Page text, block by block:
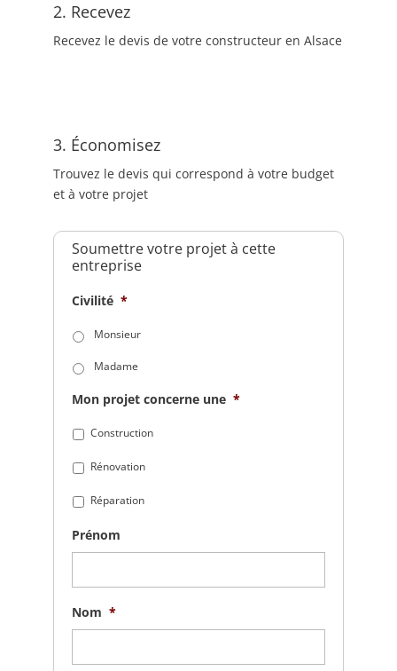
2. Recevez
Recevez le devis de votre constructeur en Alsace
3. Économisez
Trouvez le devis qui correspond à votre budget
et à votre projet
Soumettre votre projet à cette
entreprise
Civilité *
Monsieur
Madame
Mon projet concerne une *
Construction
Rénovation
Réparation
Prénom
Nom *